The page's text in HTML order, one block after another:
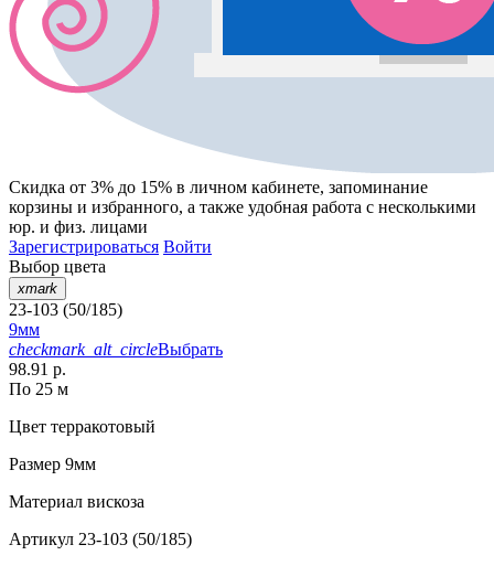
Скидка от 3% до 15% в личном кабинете, запоминание
корзины и избранного, а также удобная работа с несколькими
юр. и физ. лицами
Зарегистрироваться Войти
Выбор цвета
xmark
23-103 (50/185)
9мм
checkmark_alt_circleВыбрать
98.91 р.
По 25 м
Цвет терракотовый
Размер 9мм
Материал вискоза
Артикул 23-103 (50/185)